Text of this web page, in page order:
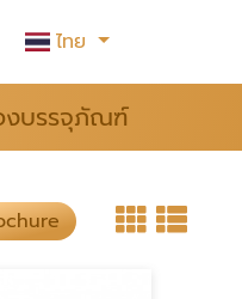
ไทย
งบรรจุภัณฑ์